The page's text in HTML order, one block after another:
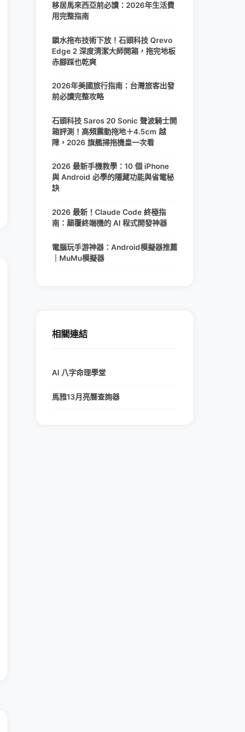
移居馬來西亞前必讀：2026年生活費
用完整指南
鎖水拖布技術下放！石頭科技 Qrevo
Edge 2 深度清潔大師開箱，拖完地板
赤腳踩也乾爽
2026年美國旅行指南：台灣旅客出發
前必讀完整攻略
石頭科技 Saros 20 Sonic 聲波騎士開
箱評測！高頻震動拖地＋4.5cm 越
障，2026 旗艦掃拖機皇一次看
2026 最新手機教學：10 個 iPhone
與 Android 必學的隱藏功能與省電秘
訣
2026 最新！Claude Code 終極指
南：顛覆終端機的 AI 程式開發神器
電腦玩手游神器：Android模擬器推薦
｜MuMu模擬器
相關連結
AI 八字命理學堂
馬雅13月亮曆查詢器